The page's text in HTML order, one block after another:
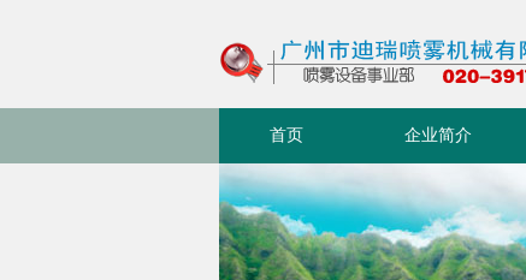
首页 企业简介